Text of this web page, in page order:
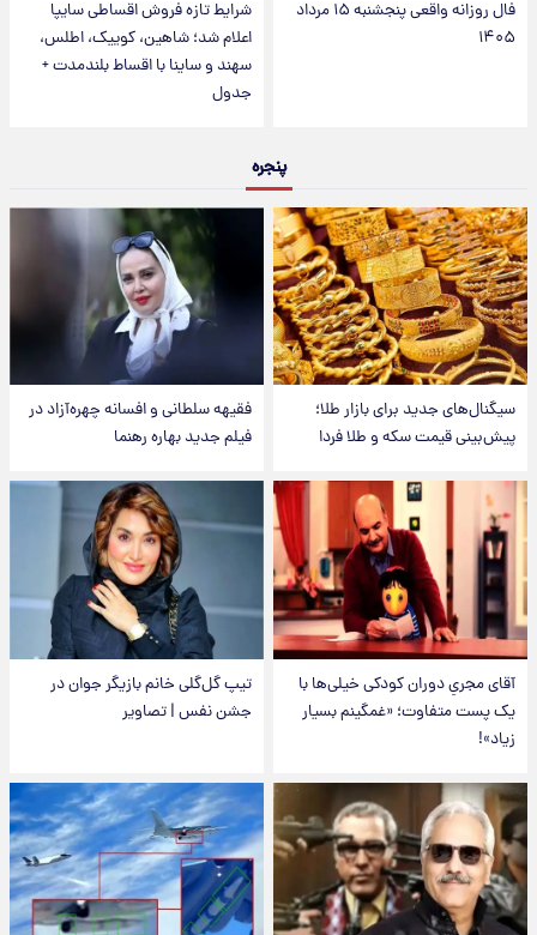
فال روزانه واقعی پنجشنبه ۱۵ مرداد
۱۴۰۵
شرایط تازه فروش اقساطی سایپا
اعلام شد؛ شاهین، کوییک، اطلس،
سهند و ساینا با اقساط بلندمدت +
جدول
پنجره
سیگنال‌های جدید برای بازار طلا؛
پیش‌بینی قیمت سکه و طلا فردا
فقیهه سلطانی و افسانه چهره‌آزاد در
فیلم جدید بهاره رهنما
آقای مجریِ دوران کودکی خیلی‌ها با
یک پست متفاوت؛ «غمگینم بسیار
زیاد»!
تیپ گل‌گلی خانم بازیگر جوان در
جشن نفس | تصاویر